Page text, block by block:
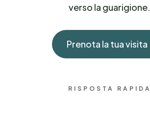
verso la guarigione.
Prenota la tua visita
RISPOSTA RAPIDA